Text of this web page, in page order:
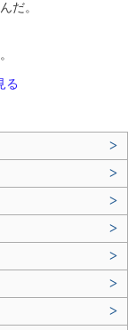
だ。
る
>
>
>
>
>
>
>